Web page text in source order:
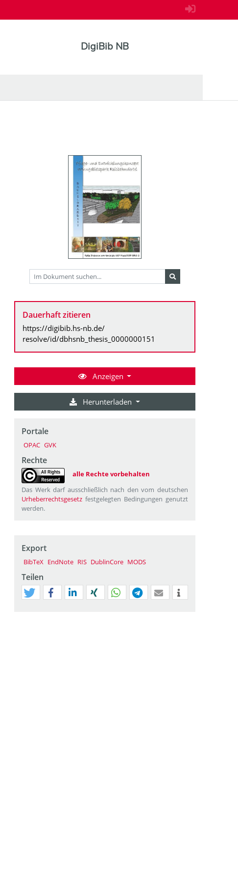
DigiBib NB
Dauerhaft zitieren
https://digibib.hs-nb.de/
resolve/id/dbhsnb_thesis_0000000151
Anzeigen
Herunterladen
Portale
OPAC GVK
Rechte
alle Rechte vorbehalten
Das Werk darf ausschließlich nach den vom deutschen
Urheberrechtsgesetz festgelegten Bedingungen genutzt
werden.
Export
BibTeX EndNote RIS DublinCore MODS
Teilen